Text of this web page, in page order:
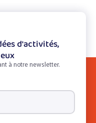
d'activités,
à notre newsletter.